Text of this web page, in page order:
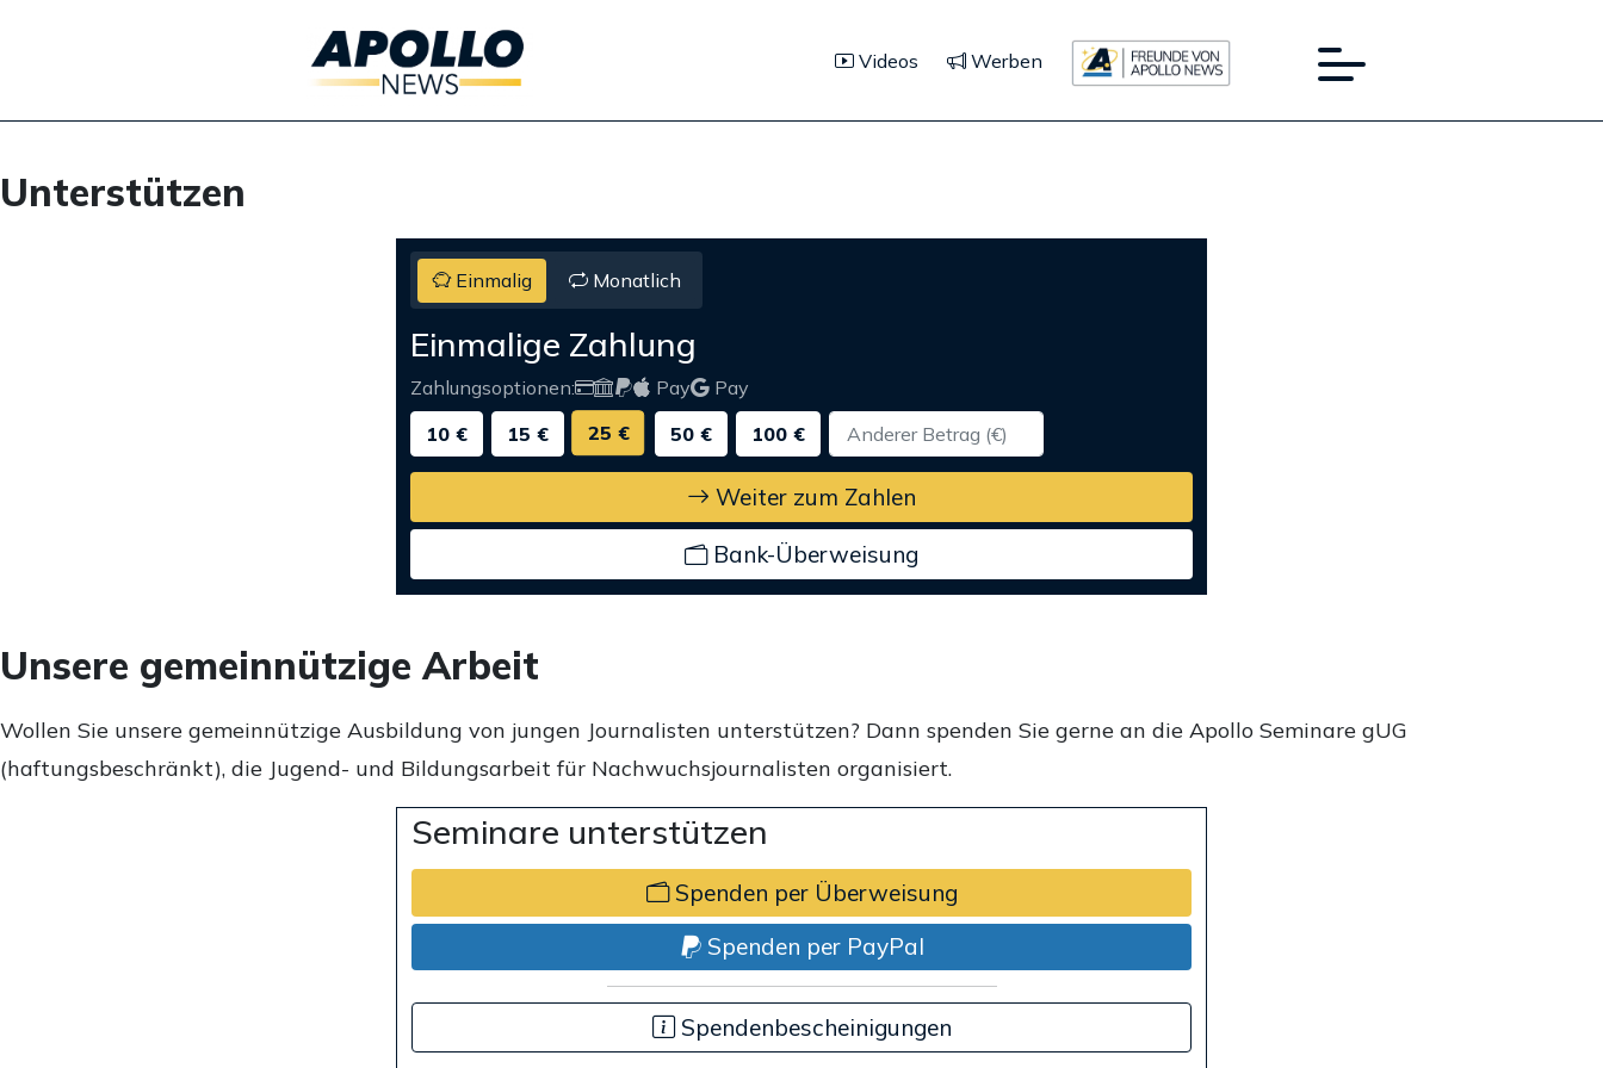
Videos Werben
Unterstützen
Einmalig Monatlich
Einmalige Zahlung
Zahlungsoptionen: Pay
Pay
10 €
15 € 25 € 50 € 100 €
Weiter zum Zahlen
Bank-Überweisung
Unsere gemeinnützige Arbeit
Wollen Sie unsere gemeinnützige Ausbildung von jungen Journalisten unterstützen? Dann spenden Sie gerne an die Apollo Seminare gUG
(haftungsbeschränkt), die Jugend- und Bildungsarbeit für Nachwuchsjournalisten organisiert.
Seminare unterstützen
Spenden per Überweisung
Spenden per PayPal
Spendenbescheinigungen